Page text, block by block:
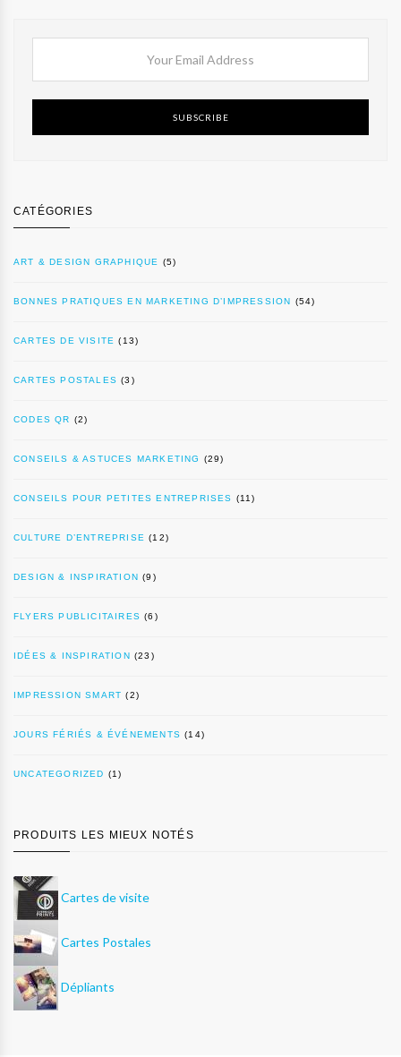
SUBSCRIBE
CATÉGORIES
ART & DESIGN GRAPHIQUE (5)
BONNES PRATIQUES EN MARKETING D’IMPRESSION (54)
CARTES DE VISITE (13)
CARTES POSTALES (3)
CODES QR (2)
CONSEILS & ASTUCES MARKETING (29)
CONSEILS POUR PETITES ENTREPRISES (11)
CULTURE D’ENTREPRISE (12)
DESIGN & INSPIRATION (9)
FLYERS PUBLICITAIRES (6)
IDÉES & INSPIRATION (23)
IMPRESSION SMART (2)
JOURS FÉRIÉS & ÉVÉNEMENTS (14)
UNCATEGORIZED (1)
PRODUITS LES MIEUX NOTÉS
Cartes de visite
Cartes Postales
Dépliants